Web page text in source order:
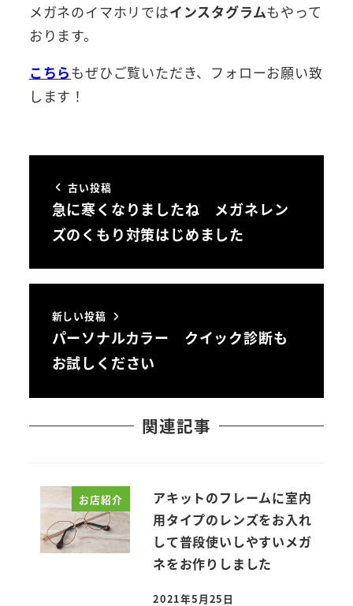
メガネのイマホリではインスタグラムもやって
おります。
こちらもぜひご覧いただき、フォローお願い致
します！
古い投稿
急に寒くなりましたね メガネレン
ズのくもり対策はじめました
新しい投稿
パーソナルカラー クイック診断も
お試しください
関連記事
お店紹介
アキットのフレームに室内
用タイプのレンズをお入れ
して普段使いしやすいメガ
ネをお作りしました
2021年5月25日